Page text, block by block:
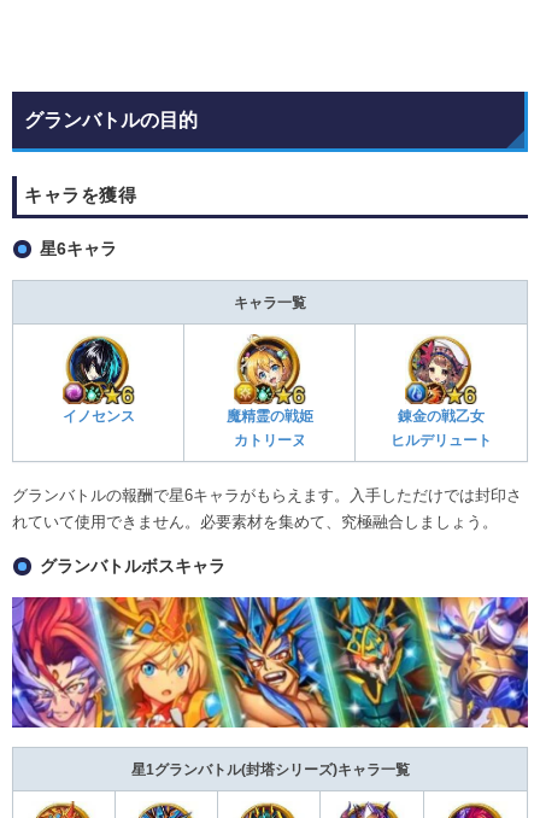
グランバトルの目的
キャラを獲得
星6キャラ
キャラ一覧
イノセンス
魔精霊の戦姫
カトリーヌ
錬金の戦乙女
ヒルデリュート
グランバトルの報酬で星6キャラがもらえます。入手しただけでは封印さ
れていて使用できません。必要素材を集めて、究極融合しましょう。
グランバトルボスキャラ
星1グランバトル(封塔シリーズ)キャラ一覧